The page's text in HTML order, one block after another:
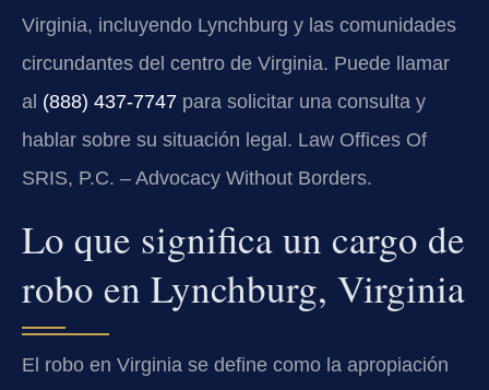
Virginia, incluyendo Lynchburg y las comunidades
circundantes del centro de Virginia. Puede llamar
al (888) 437-7747 para solicitar una consulta y
hablar sobre su situación legal. Law Offices Of
SRIS, P.C. – Advocacy Without Borders.
Lo que significa un cargo de
robo en Lynchburg, Virginia
El robo en Virginia se define como la apropiación